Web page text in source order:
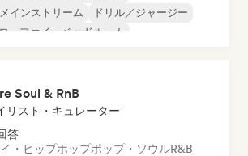
インストリーム
ドリル／ジャージー
ローファイ・ベッドルーム
Soul & RnB
リスト・キュレーター
答
・ヒップホップポップ・ソウルR&B